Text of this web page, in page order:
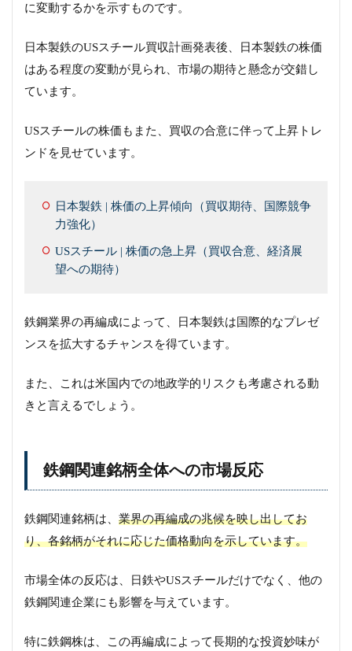
に変動するかを示すものです。
日本製鉄のUSスチール買収計画発表後、日本製鉄の株価
はある程度の変動が見られ、市場の期待と懸念が交錯し
ています。
USスチールの株価もまた、買収の合意に伴って上昇トレ
ンドを見せています。
日本製鉄 | 株価の上昇傾向（買収期待、国際競争
力強化）
USスチール | 株価の急上昇（買収合意、経済展
望への期待）
鉄鋼業界の再編成によって、日本製鉄は国際的なプレゼ
ンスを拡大するチャンスを得ています。
また、これは米国内での地政学的リスクも考慮される動
きと言えるでしょう。
鉄鋼関連銘柄全体への市場反応
鉄鋼関連銘柄は、 業界の再編成の兆候を映し出してお
り、各銘柄がそれに応じた価格動向を示しています。
市場全体の反応は、日鉄やUSスチールだけでなく、他の
鉄鋼関連企業にも影響を与えています。
特に鉄鋼株は、この再編成によって長期的な投資妙味が